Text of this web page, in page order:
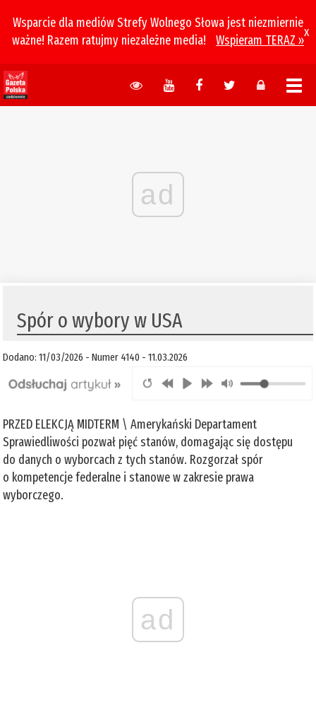
Wsparcie dla mediów Strefy Wolnego Słowa jest niezmiernie
ważne! Razem ratujmy niezależne media!
Wspieram TERAZ »
x
ad
Spór o wybory w USA
Dodano: 11/03/2026 - Numer 4140 - 11.03.2026
PRZED ELEKCJĄ MIDTERM \ Amerykański Departament
Sprawiedliwości pozwał pięć stanów, domagając się dostępu
do danych o wyborcach z tych stanów. Rozgorzał spór
o kompetencje federalne i stanowe w zakresie prawa
wyborczego.
ad